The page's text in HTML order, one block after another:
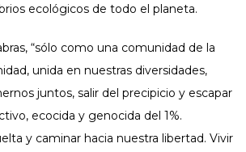
ecológicos de todo el planeta.
“sólo como una comunidad de la
unida en nuestras diversidades,
juntos, salir del precipicio y escapar
ecocida y genocida del 1%.
y caminar hacia nuestra libertad. Vivir